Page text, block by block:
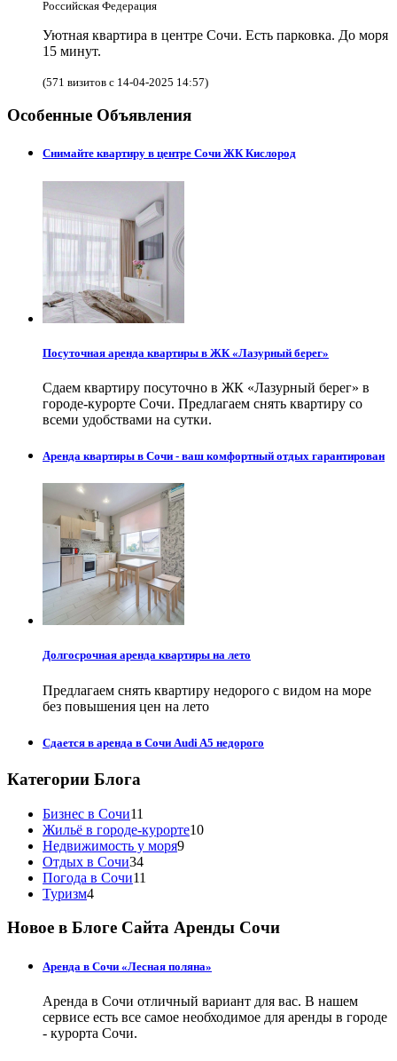
Российская Федерация
Уютная квартира в центре Сочи. Есть парковка. До моря
15 минут.
(571 визитов с 14-04-2025 14:57)
Особенные Объявления
Снимайте квартиру в центре Сочи ЖК Кислород
Посуточная аренда квартиры в ЖК «Лазурный берег»
Сдаем квартиру посуточно в ЖК «Лазурный берег» в
городе-курорте Сочи. Предлагаем снять квартиру со
всеми удобствами на сутки.
Аренда квартиры в Сочи - ваш комфортный отдых гарантирован
Долгосрочная аренда квартиры на лето
Предлагаем снять квартиру недорого с видом на море
без повышения цен на лето
Сдается в аренда в Сочи Audi A5 недорого
Категории Блога
Бизнес в Сочи11
Жильё в городе-курорте10
Недвижимость у моря9
Отдых в Сочи34
Погода в Сочи11
Туризм4
Новое в Блоге Сайта Аренды Сочи
Аренда в Сочи «Лесная поляна»
Аренда в Сочи отличный вариант для вас. В нашем
сервисе есть все самое необходимое для аренды в городе
- курорта Сочи.